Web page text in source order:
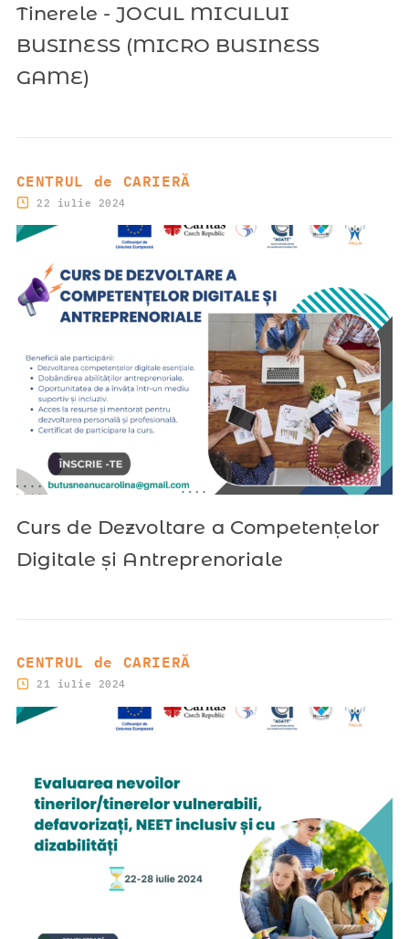
Tinerele - JOCUL MICULUI
BUSINESS (MICRO BUSINESS
GAME)
CENTRUL de CARIERĂ
22 iulie 2024
Curs de Dezvoltare a Competențelor
Digitale și Antreprenoriale
CENTRUL de CARIERĂ
21 iulie 2024